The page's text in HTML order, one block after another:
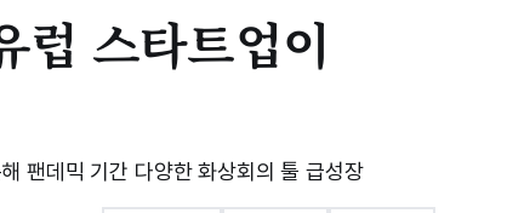
럽 스타트업이
팬데믹 기간 다양한 화상회의 툴 급성장